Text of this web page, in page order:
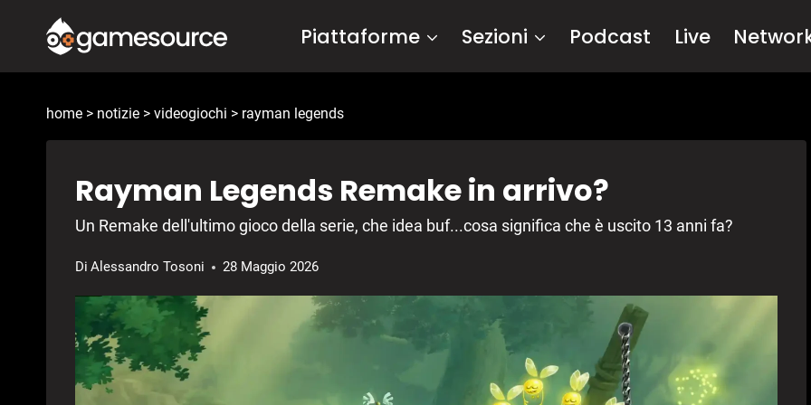
contenuto
Piattaforme Sezioni Podcast Live
home > notizie > videogiochi > rayman legends
Rayman Legends Remake in arrivo?
Un Remake dell'ultimo gioco della serie, che idea buf...cosa significa che è uscito 13 anni fa?
Di Alessandro Tosoni 28 Maggio 2026